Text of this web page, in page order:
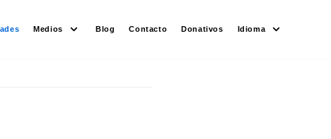
Medios Blog Contacto Donativos Idioma